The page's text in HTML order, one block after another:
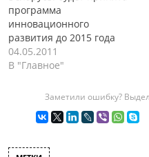
пассивной магнитной
тяги. Испытания
инновационного вида
транспорта, планируют
провести на территории
программа
инновационного
развития до 2015 года
04.05.2011
В "Главное"
Заметили ошибку?